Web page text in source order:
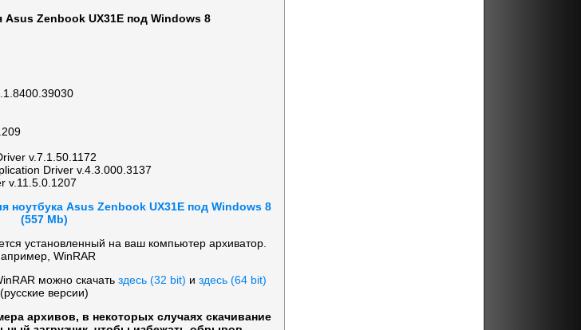
Zenbook UX31E под Windows 8
v.7.1.50.1172
Driver v.4.3.000.3137
v.11.5.0.1207
ноутбука Asus Zenbook UX31E под Windows 8
(557 Mb)
установленный на ваш компьютер архиватор.
WinRAR
можно скачать здесь (32 bit) и здесь (64 bit)
(русские версии)
архивов, в некоторых случаях скачивание